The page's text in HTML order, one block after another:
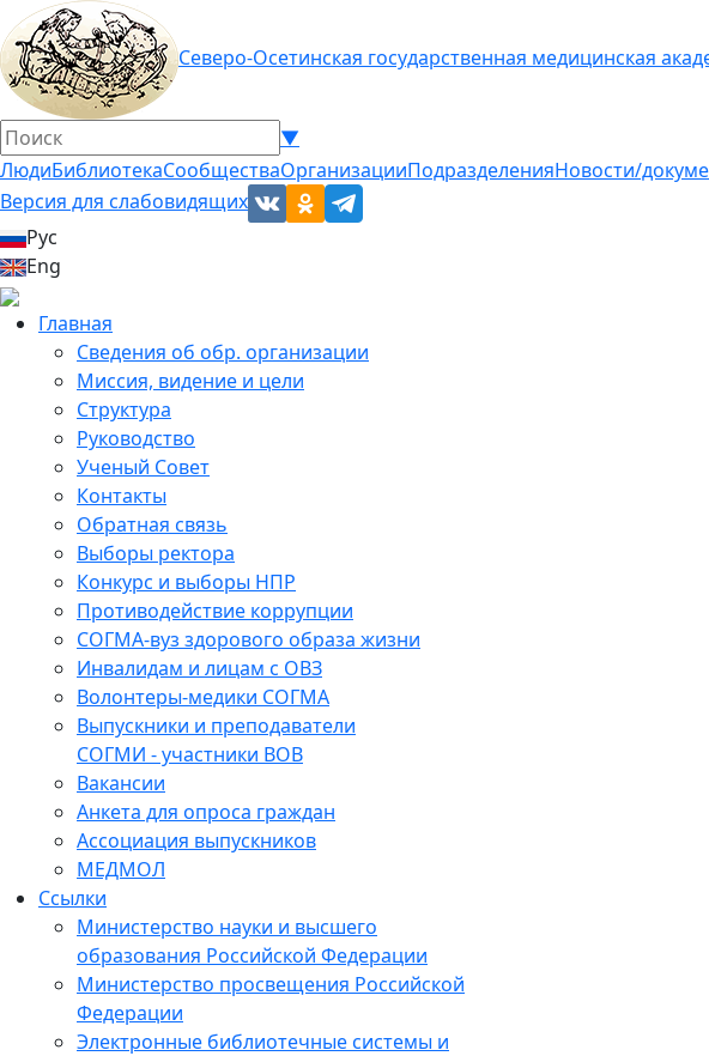
Северо-Осетинская государственная медицинская
▼
ЛюдиБиблиотекаСообществаОрганизацииПодразделенияНовости/
Версия для слабовидящих
Рус
Eng
Главная
Сведения об обр. организации
Миссия, видение и цели
Структура
Руководство
Ученый Совет
Контакты
Обратная связь
Выборы ректора
Конкурс и выборы НПР
Противодействие коррупции
СОГМА-вуз здорового образа жизни
Инвалидам и лицам с ОВЗ
Волонтеры-медики СОГМА
Выпускники и преподаватели
СОГМИ - участники ВОВ
Вакансии
Анкета для опроса граждан
Ассоциация выпускников
МЕДМОЛ
Ссылки
Министерство науки и высшего
образования Российской Федерации
Министерство просвещения Российской
Федерации
Электронные библиотечные системы и